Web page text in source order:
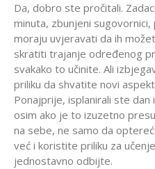
Da, dobro ste pročitali.
minuta, zbunjeni
moraju uvjeravati da ih
skratiti trajanje određenog
svakako to učinite. Ali
priliku da shvatite novi
Ponajprije, isplanirali ste dan
osim ako je to izuzetno
na sebe, ne samo da
već i koristite priliku za
jednostavno odbijte.